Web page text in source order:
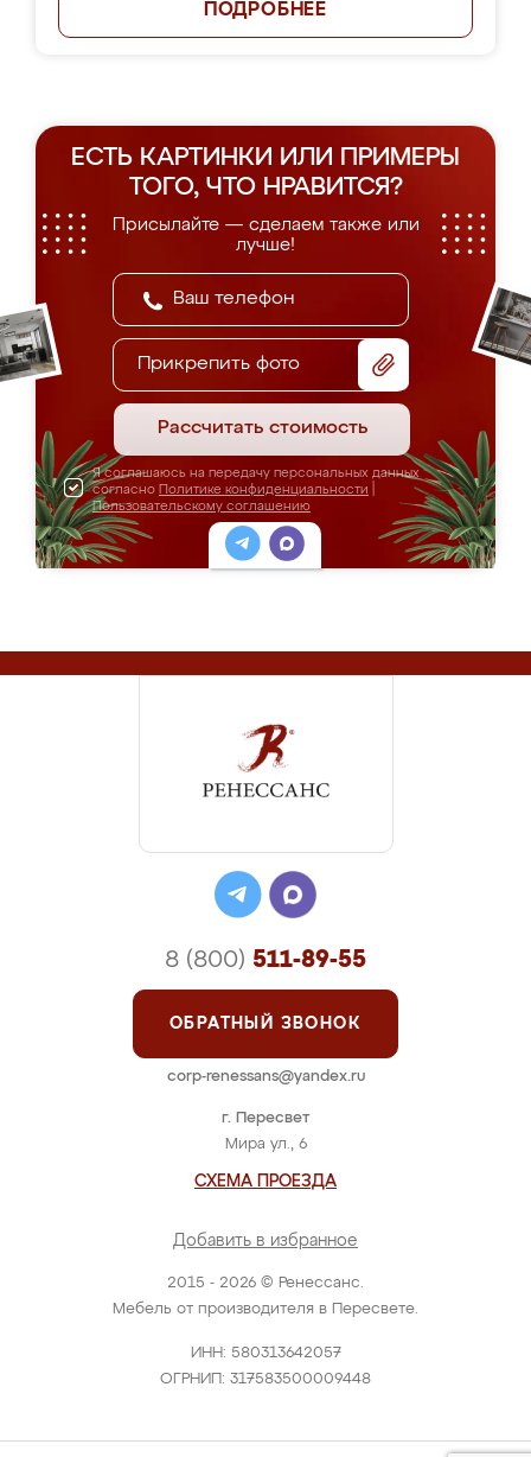
ПОДРОБНЕЕ
ЕСТЬ КАРТИНКИ ИЛИ ПРИМЕРЫ
ТОГО, ЧТО НРАВИТСЯ?
Присылайте — сделаем также или
лучше!
Прикрепить фото
Рассчитать стоимость
Я соглашаюсь на передачу персональных данных
согласно Политике конфиденциальности
Пользовательскому соглашению
2015 - 2026 © Ренессанс.
Мебель от производителя в Пересвете.
ИНН: 580313642057
ОГРНИП: 317583500009448
г. Пересвет
Мира ул., 6
СХЕМА ПРОЕЗДА
Добавить в избранное
8 (800) 511-89-55
ОБРАТНЫЙ ЗВОНОК
corp-renessans@yandex.ru